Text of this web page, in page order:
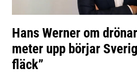
Hans Werner om
meter upp börjar
fläck”